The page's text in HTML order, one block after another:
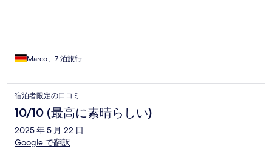
Marco、7 泊旅行
宿泊者限定の口コミ
10/10 (最高に素晴らしい)
2025 年 5 月 22 日
Google で翻訳